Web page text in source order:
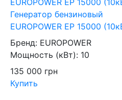
Генератор бензиновый
EUROPOWER EP 15000
Бренд: EUROPOWER
Мощность (кВт): 10
135 000 грн
Купить